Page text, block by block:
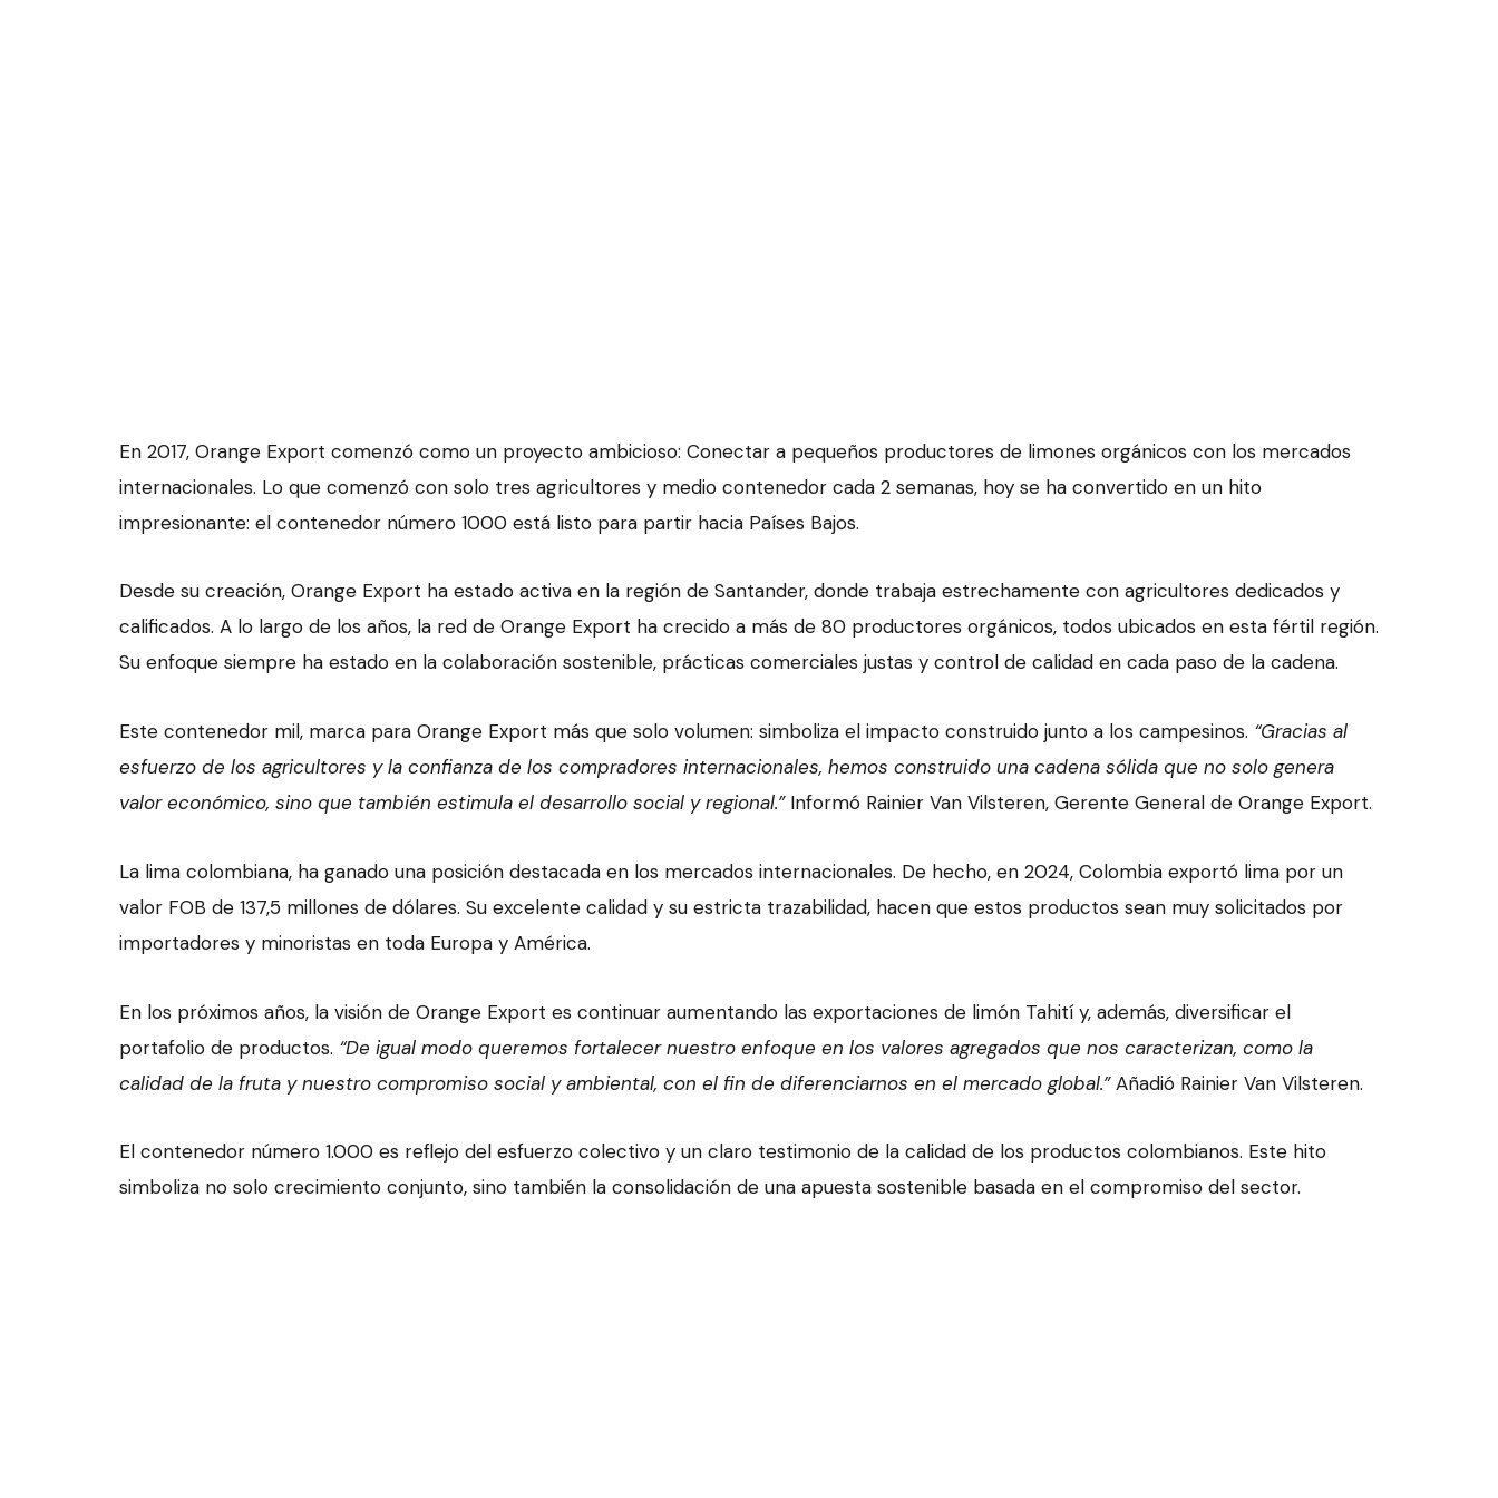
En 2017, Orange Export comenzó como un proyecto ambicioso: Conectar a pequeños productores de limones orgánicos con los mercados
internacionales. Lo que comenzó con solo tres agricultores y medio contenedor cada 2 semanas, hoy se ha convertido en un hito
impresionante: el contenedor número 1000 está listo para partir hacia Países Bajos.
Desde su creación, Orange Export ha estado activa en la región de Santander, donde trabaja estrechamente con agricultores dedicados y
calificados. A lo largo de los años, la red de Orange Export ha crecido a más de 80 productores orgánicos, todos ubicados en esta fértil región.
Su enfoque siempre ha estado en la colaboración sostenible, prácticas comerciales justas y control de calidad en cada paso de la cadena.
Este contenedor mil, marca para Orange Export más que solo volumen: simboliza el impacto construido junto a los campesinos. “Gracias al
esfuerzo de los agricultores y la confianza de los compradores internacionales, hemos construido una cadena sólida que no solo genera
valor económico, sino que también estimula el desarrollo social y regional.”Informó Rainier Van Vilsteren, Gerente General de Orange Export.
La lima colombiana, ha ganado una posición destacada en los mercados internacionales. De hecho, en 2024, Colombia exportó lima por un
valor FOB de 137,5 millones de dólares. Su excelente calidad y su estricta trazabilidad, hacen que estos productos sean muy solicitados por
importadores y minoristas en toda Europa y América.
En los próximos años, la visión de Orange Export es continuar aumentando las exportaciones de limón Tahití y, además, diversificar el
portafolio de productos. “De igual modo queremos fortalecer nuestro enfoque en los valores agregados que nos caracterizan, como la
calidad de la fruta y nuestro compromiso social y ambiental, con el fin de diferenciarnos en el mercado global.”Añadió Rainier Van Vilsteren.
El contenedor número 1.000 es reflejo del esfuerzo colectivo y un claro testimonio de la calidad de los productos colombianos. Este hito
simboliza no solo crecimiento conjunto, sino también la consolidación de una apuesta sostenible basada en el compromiso del sector.